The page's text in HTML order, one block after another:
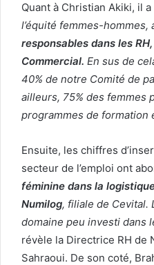
Quant à Christian Akiki, il
l’équité femmes-hommes,
responsables dans les
Commercial. En sus de
40% de notre Comité de
ailleurs, 75% des femmes
programmes de formation
Ensuite, les chiffres
secteur de l’emploi ont
féminine dans la
Numilog, filiale de Cevital.
domaine peu investi dans
révèle la Directrice RH de
Sahraoui. De son coté,